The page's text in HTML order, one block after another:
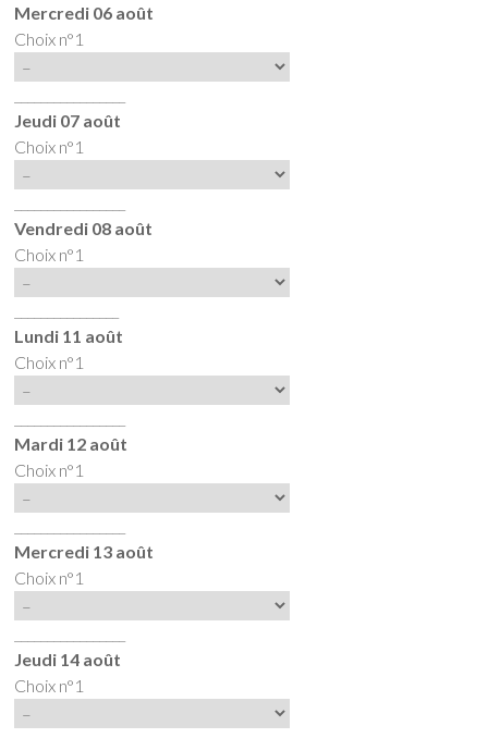
Mercredi 06 août
Choix n°1
Jeudi 07 août
Choix n°1
Vendredi 08 août
Choix n°1
Lundi 11 août
Choix n°1
Mardi 12 août
Choix n°1
Mercredi 13 août
Choix n°1
Jeudi 14 août
Choix n°1